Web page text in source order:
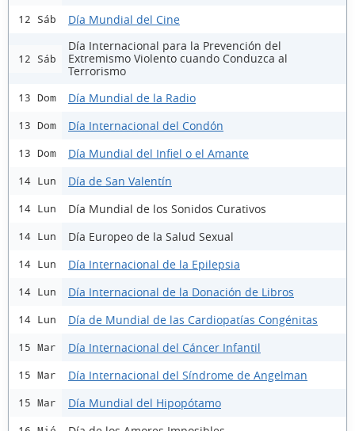
12 Sáb Día Mundial del Cine
12 Sáb
Día Internacional para la Prevención del
Extremismo Violento cuando Conduzca al
Terrorismo
13 Dom Día Mundial de la Radio
13 Dom Día Internacional del Condón
13 Dom Día Mundial del Infiel o el Amante
14 Lun Día de San Valentín
14 Lun Día Mundial de los Sonidos Curativos
14 Lun Día Europeo de la Salud Sexual
14 Lun Día Internacional de la Epilepsia
14 Lun Día Internacional de la Donación de Libros
14 Lun Día de Mundial de las Cardiopatías Congénitas
15 Mar Día Internacional del Cáncer Infantil
15 Mar Día Internacional del Síndrome de Angelman
15 Mar Día Mundial del Hipopótamo